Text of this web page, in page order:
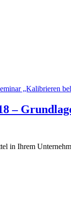
„Kalibrieren
–
in Ihrem